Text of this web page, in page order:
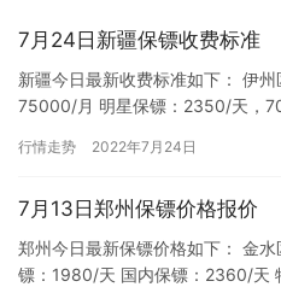
7月24日新疆保镖收费标准
新疆今日最新收费标准如下： 伊
75000/月 明星保镖：2350/天，
行情走势 2022年7月24日
7月13日郑州保镖价格报价
郑州今日最新保镖价格如下： 金
镖：1980/天 国内保镖：2360/天